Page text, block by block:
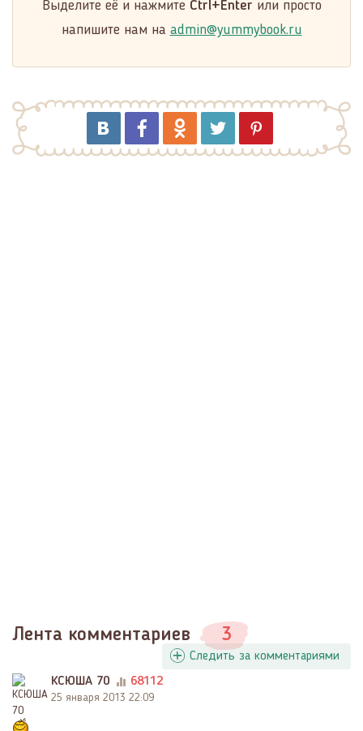
Выделите её и нажмите Ctrl+Enter или просто
напишите нам на admin@yummybook.ru
Лента комментариев 3
Следить за комментариями
КСЮША 70
68112
25 января 2013 22:09